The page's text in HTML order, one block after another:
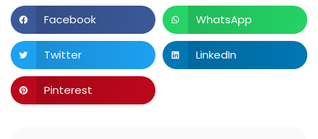
Facebook WhatsApp
Twitter LinkedIn
Pinterest